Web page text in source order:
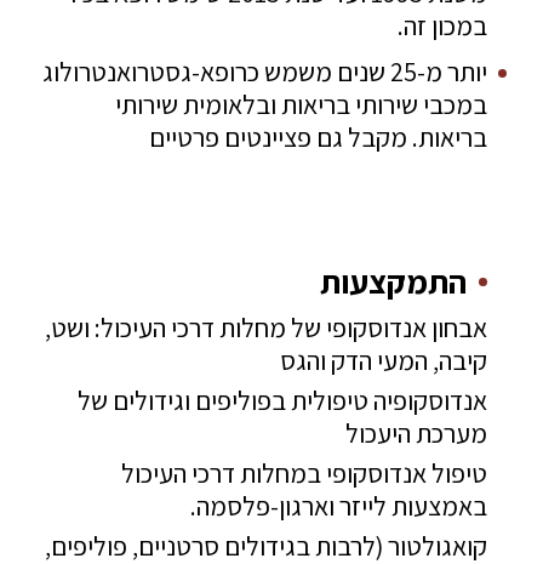
במכון זה.
יותר מ-25 שנים משמש כרופא-גסטרואנטרולוג
במכבי שירותי בריאות ובלאומית שירותי
בריאות. מקבל גם פציינטים פרטיים
התמקצעות
אבחון אנדוסקופי של מחלות דרכי העיכול: ושט,
קיבה, המעי הדק והגס
אנדוסקופיה טיפולית בפוליפים וגידולים של
מערכת היעכול
טיפול אנדוסקופי במחלות דרכי העיכול
באמצעות לייזר וארגון-פלסמה.
קואגולטור (לרבות בגידולים סרטניים, פוליפים,